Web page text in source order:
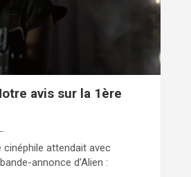
avis sur la 1ère
attendait avec
annonce d’Alien :